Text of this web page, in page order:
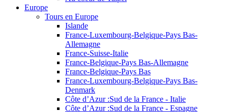
Europe
Tours en Europe
Islande
France-Luxembourg-Belgique-Pays Bas-
Allemagne
France-Suisse-Italie
France-Belgique-Pays Bas-Allemagne
France-Belgique-Pays Bas
France-Luxembourg-Belgique-Pays Bas-
Denmark
Côte d’Azur :Sud de la France - Italie
Côte d’Azur :Sud de la France - Espagne